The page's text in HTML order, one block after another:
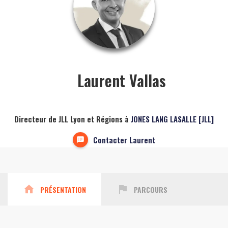
Laurent Vallas
Directeur de JLL Lyon et Régions à JONES LANG LASALLE [JLL]
Contacter Laurent
home PRÉSENTATION assistant_photo PARCOURS